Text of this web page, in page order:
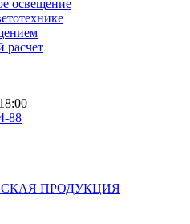
освещение
расчет
88
ПРОДУКЦИЯ